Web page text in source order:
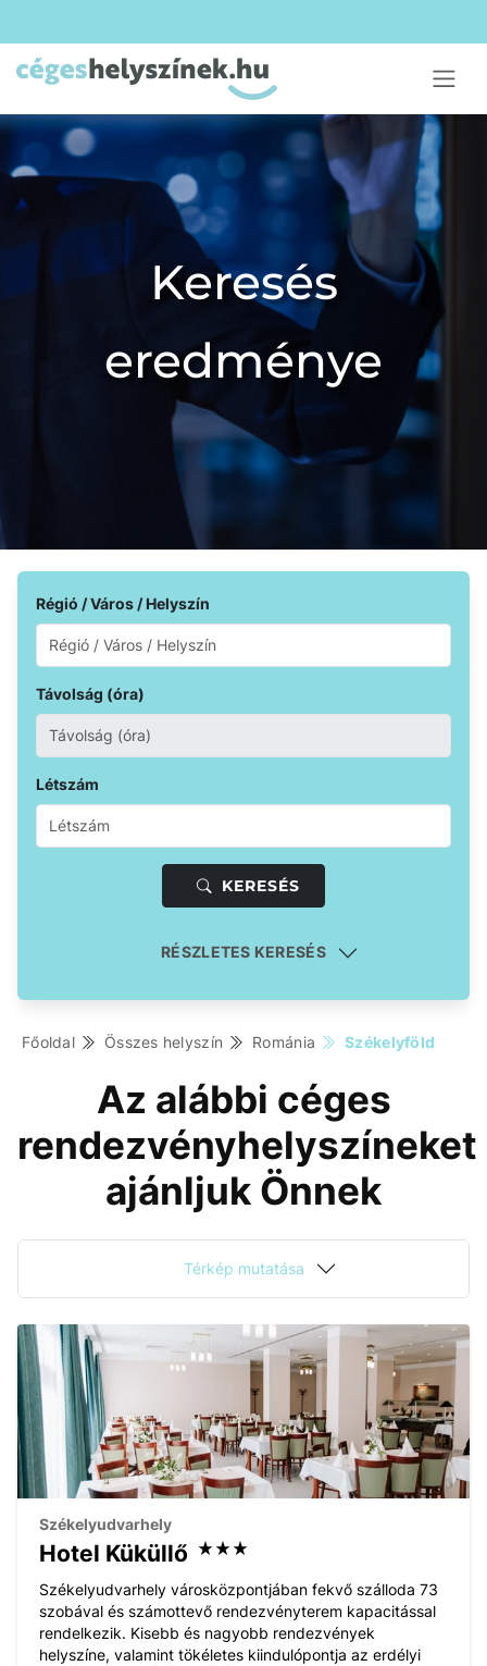
Keresés
eredménye
Régió / Város / Helyszín
Távolság (óra)
Létszám
KERESÉS
RÉSZLETES KERESÉS
Főoldal Összes helyszín Románia Székelyföld
Az alábbi céges
rendezvényhelyszíneket
ajánljuk Önnek
Térkép mutatása
Székelyudvarhely
Hotel Küküllő
Székelyudvarhely városközpontjában fekvő szálloda 73
szobával és számottevő rendezvényterem kapacitással
rendelkezik. Kisebb és nagyobb rendezvények
helyszíne, valamint tökéletes kiindulópontja az erdélyi